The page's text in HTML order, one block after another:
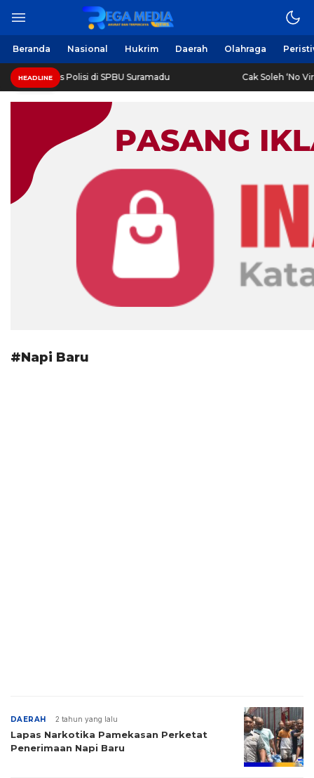
Regamedianews.com
Berita Harian Online
Beranda Nasional Hukrim Daerah Olahraga
HEADLINE
Diringkus Polisi di SPBU Suramadu Cak Soleh ‘No
#Napi Baru
DAERAH 2 tahun yang lalu
Lapas Narkotika Pamekasan Perketat
Penerimaan Napi Baru